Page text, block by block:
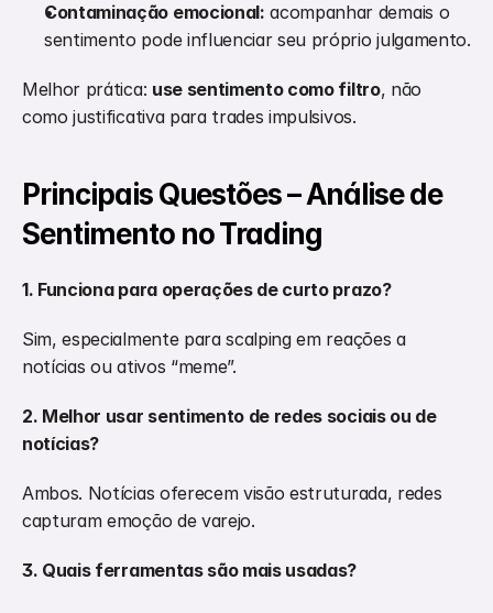
Contaminação emocional: acompanhar demais o
sentimento pode influenciar seu próprio julgamento.
Melhor prática: use sentimento como filtro, não
como justificativa para trades impulsivos.
Principais Questões – Análise de
Sentimento no Trading
1. Funciona para operações de curto prazo?
Sim, especialmente para scalping em reações a
notícias ou ativos “meme”.
2. Melhor usar sentimento de redes sociais ou de
notícias?
Ambos. Notícias oferecem visão estruturada, redes
capturam emoção de varejo.
3. Quais ferramentas são mais usadas?